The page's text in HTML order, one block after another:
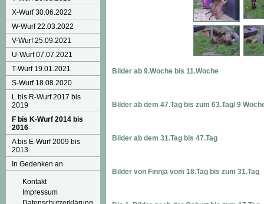
X-Wurf 30.06.2022
W-Wurf 22.03.2022
V-Wurf 25.09.2021
U-Wurf 07.07.2021
T-Wurf 19.01.2021
S-Wurf 18.08.2020
L bis R-Wurf 2017 bis
2019
F bis K-Wurf 2014 bis
2016
A bis E-Wurf 2009 bis
2013
In Gedenken an
Kontakt
Impressum
Bilder ab 9.Woche bis 11.Woche
Bilder ab dem 47.Tag bis zum 63.Tag/ 9
Bilder ab dem 31.Tag bis 47.Tag
Bilder von Finnja vom 18.Tag bis zum 31.Tag